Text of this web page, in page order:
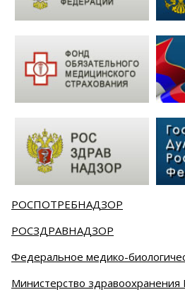
РОСПОТРЕБНАДЗОР
РОСЗДРАВНАДЗОР
Федеральное медико-
Министерство